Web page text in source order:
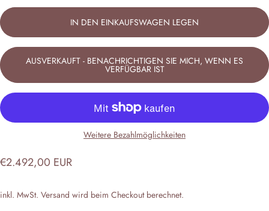
IN DEN EINKAUFSWAGEN LEGEN
AUSVERKAUFT - BENACHRICHTIGEN SIE MICH, WENN ES
VERFÜGBAR IST
Weitere Bezahlmöglichkeiten
€2.492,00 EUR
inkl. MwSt. Versand wird beim Checkout berechnet.